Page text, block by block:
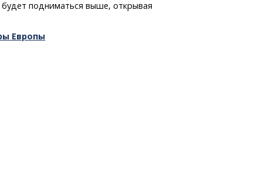
подниматься выше, открывая
Европы